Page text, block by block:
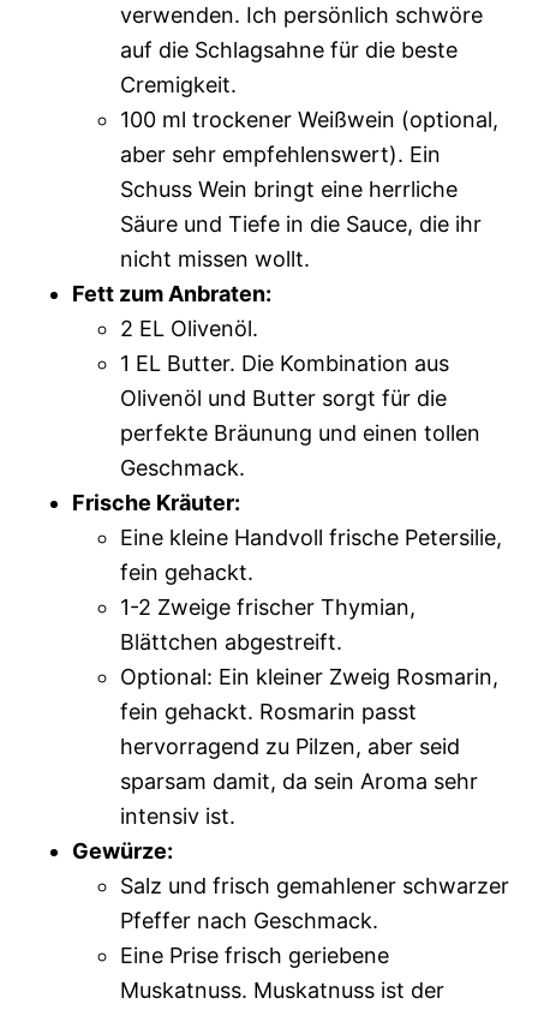
verwenden. Ich persönlich schwöre
auf die Schlagsahne für die beste
Cremigkeit.
100 ml trockener Weißwein (optional,
aber sehr empfehlenswert). Ein
Schuss Wein bringt eine herrliche
Säure und Tiefe in die Sauce, die ihr
nicht missen wollt.
Fett zum Anbraten:
2 EL Olivenöl.
1 EL Butter. Die Kombination aus
Olivenöl und Butter sorgt für die
perfekte Bräunung und einen tollen
Geschmack.
Frische Kräuter:
Eine kleine Handvoll frische Petersilie,
fein gehackt.
1-2 Zweige frischer Thymian,
Blättchen abgestreift.
Optional: Ein kleiner Zweig Rosmarin,
fein gehackt. Rosmarin passt
hervorragend zu Pilzen, aber seid
sparsam damit, da sein Aroma sehr
intensiv ist.
Gewürze:
Salz und frisch gemahlener schwarzer
Pfeffer nach Geschmack.
Eine Prise frisch geriebene
Muskatnuss. Muskatnuss ist der